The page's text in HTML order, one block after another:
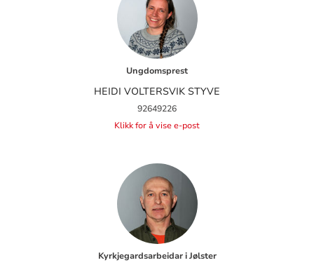
Ungdomsprest
HEIDI VOLTERSVIK STYVE
92649226
Klikk for å vise e-post
Kyrkjegardsarbeidar i Jølster